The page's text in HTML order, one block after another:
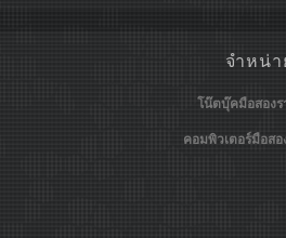
จำหน่า
โน๊ตบุ๊คมือสอง
คอมพิวเตอร์มือสอ